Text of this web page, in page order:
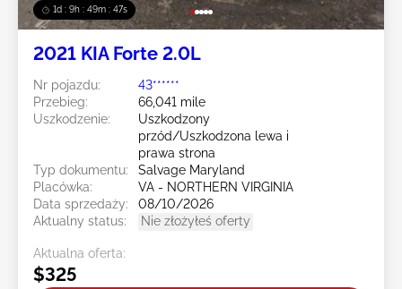
1d : 9h : 49m : 44s
2021 KIA Forte 2.0L
Nr pojazdu:
43******
Przebieg:
66,041 mile
Uszkodzenie:
Uszkodzony
przód/Uszkodzona lewa i
prawa strona
Typ dokumentu:
Salvage Maryland
Placówka:
VA - NORTHERN VIRGINIA
Data sprzedaży:
08/10/2026
Aktualny status:
Nie złożyłeś oferty
Aktualna oferta:
$325